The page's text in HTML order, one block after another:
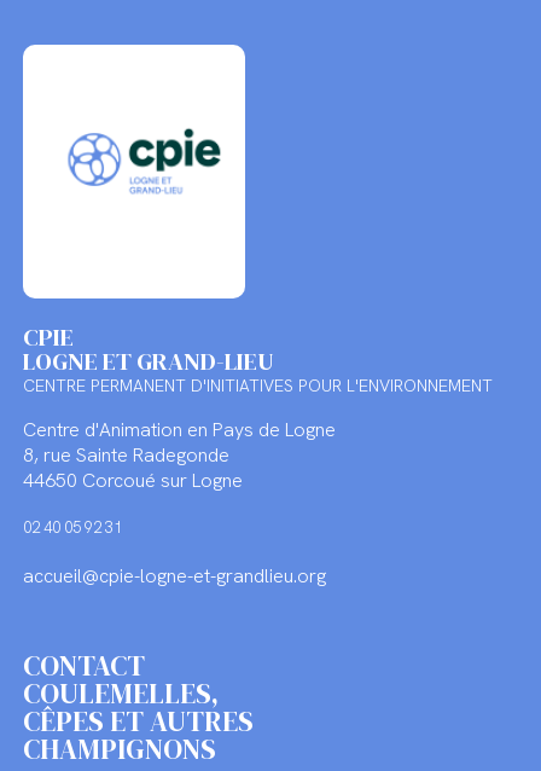
CPIE
LOGNE ET GRAND-LIEU
CENTRE PERMANENT D'INITIATIVES POUR L'ENVIRONNEMENT
Centre d'Animation en Pays de Logne
8, rue Sainte Radegonde
44650 Corcoué sur Logne
02 40 05 92 31
accueil@cpie-logne-et-grandlieu.org
CONTACT
COULEMELLES,
CÊPES ET AUTRES
CHAMPIGNONS